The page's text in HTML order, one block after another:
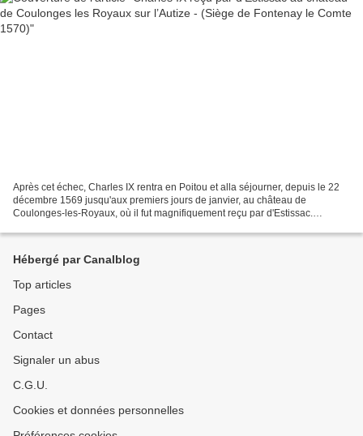
Après cet échec, Charles IX rentra en Poitou et alla séjourner, depuis le 22
décembre 1569 jusqu'aux premiers jours de janvier, au château de
Coulonges-les-Royaux, où il fut magnifiquement reçu par d'Estissac.
Hébergé par Canalblog
Top articles
Pages
Contact
Signaler un abus
C.G.U.
Cookies et données personnelles